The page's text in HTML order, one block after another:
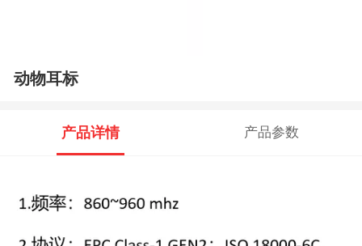
动物耳标
产品详情 产品参数